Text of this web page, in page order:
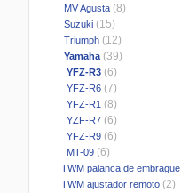
MV Agusta (8)
Suzuki (15)
Triumph (12)
Yamaha(39)
YFZ-R3 (6)
YFZ-R6 (7)
YFZ-R1 (8)
YZF-R7 (6)
YFZ-R9 (6)
MT-09 (6)
TWM palanca de embrague
TWM ajustador remoto (2)